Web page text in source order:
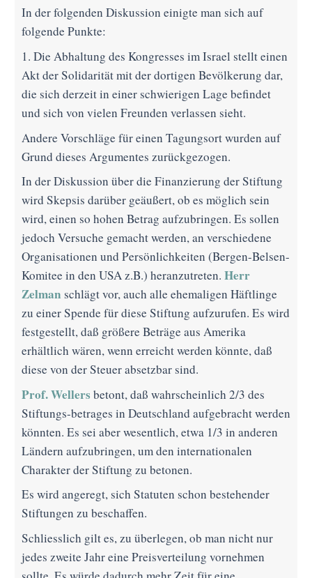
In der folgenden Diskussion einigte man sich auf
folgende Punkte:
1. Die Abhaltung des Kongresses im Israel stellt einen
Akt der Solidarität mit der dortigen Bevölkerung dar,
die sich derzeit in einer schwierigen Lage befindet
und sich von vielen Freunden verlassen sieht.
Andere Vorschläge für einen Tagungsort wurden auf
Grund dieses Argumentes zurückgezogen.
In der Diskussion über die Finanzierung der Stiftung
wird Skepsis darüber geäußert, ob es möglich sein
wird, einen so hohen Betrag aufzubringen. Es sollen
jedoch Versuche gemacht werden, an verschiedene
Organisationen und Persönlichkeiten (Bergen-Belsen-
Komitee in den USA z.B.) heranzutreten. Herr
Zelman schlägt vor, auch alle ehemaligen Häftlinge
zu einer Spende für diese Stiftung aufzurufen. Es wird
festgestellt, daß größere Beträge aus Amerika
erhältlich wären, wenn erreicht werden könnte, daß
diese von der Steuer absetzbar sind.
Prof. Wellers betont, daß wahrscheinlich 2/3 des
Stiftungs-betrages in Deutschland aufgebracht werden
könnten. Es sei aber wesentlich, etwa 1/3 in anderen
Ländern aufzubringen, um den internationalen
Charakter der Stiftung zu betonen.
Es wird angeregt, sich Statuten schon bestehender
Stiftungen zu beschaffen.
Schliesslich gilt es, zu überlegen, ob man nicht nur
jedes zweite Jahr eine Preisverteilung vornehmen